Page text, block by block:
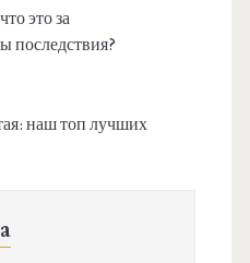
это за
последствия?
наш топ лучших